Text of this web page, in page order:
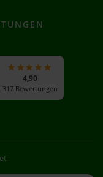
4,90
317 Bewertungen